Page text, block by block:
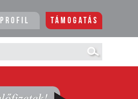
Profil Támogatás